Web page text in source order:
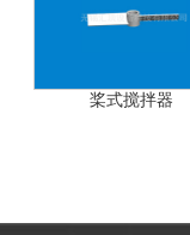
桨式搅拌器